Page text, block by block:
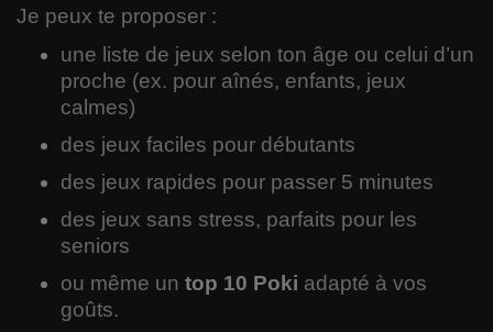
Je peux te proposer :
une liste de jeux selon ton âge ou celui d’un
proche (ex. pour aînés, enfants, jeux
calmes)
des jeux faciles pour débutants
des jeux rapides pour passer 5 minutes
des jeux sans stress, parfaits pour les
seniors
ou même un top 10 Poki adapté à vos
goûts.